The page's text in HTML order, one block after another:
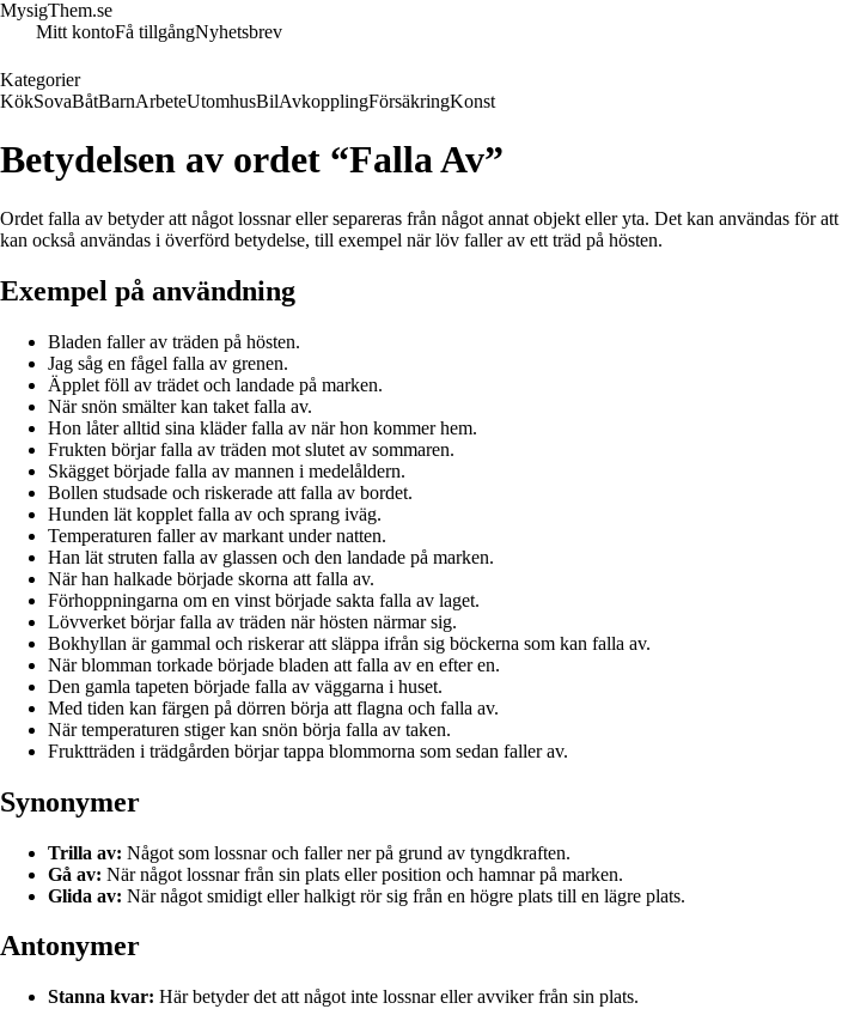
MysigThem.se
Mitt kontoFå tillgångNyhetsbrev
Kategorier
KökSovaBåtBarnArbeteUtomhusBilAvkopplingFörsäkringKonst
Betydelsen av ordet “Falla Av”
Ordet falla av betyder att något lossnar eller separeras från något annat objekt eller yta. Det kan användas för
kan också användas i överförd betydelse, till exempel när löv faller av ett träd på hösten.
Exempel på användning
Bladen faller av träden på hösten.
Jag såg en fågel falla av grenen.
Äpplet föll av trädet och landade på marken.
När snön smälter kan taket falla av.
Hon låter alltid sina kläder falla av när hon kommer hem.
Frukten börjar falla av träden mot slutet av sommaren.
Skägget började falla av mannen i medelåldern.
Bollen studsade och riskerade att falla av bordet.
Hunden lät kopplet falla av och sprang iväg.
Temperaturen faller av markant under natten.
Han lät struten falla av glassen och den landade på marken.
När han halkade började skorna att falla av.
Förhoppningarna om en vinst började sakta falla av laget.
Lövverket börjar falla av träden när hösten närmar sig.
Bokhyllan är gammal och riskerar att släppa ifrån sig böckerna som kan falla av.
När blomman torkade började bladen att falla av en efter en.
Den gamla tapeten började falla av väggarna i huset.
Med tiden kan färgen på dörren börja att flagna och falla av.
När temperaturen stiger kan snön börja falla av taken.
Fruktträden i trädgården börjar tappa blommorna som sedan faller av.
Synonymer
Trilla av: Något som lossnar och faller ner på grund av tyngdkraften.
Gå av: När något lossnar från sin plats eller position och hamnar på marken.
Glida av: När något smidigt eller halkigt rör sig från en högre plats till en lägre plats.
Antonymer
Stanna kvar: Här betyder det att något inte lossnar eller avviker från sin plats.